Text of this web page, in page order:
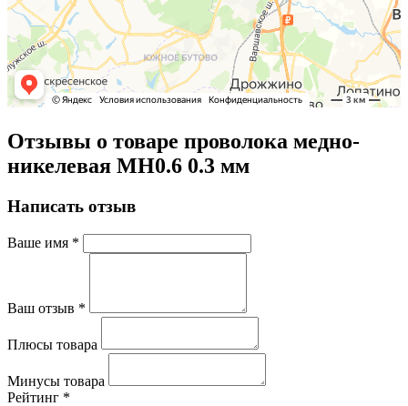
Отзывы о товаре проволока медно-
никелевая МН0.6 0.3 мм
Написать отзыв
Ваше имя *
Ваш отзыв *
Плюсы товара
Минусы товара
Рейтинг *